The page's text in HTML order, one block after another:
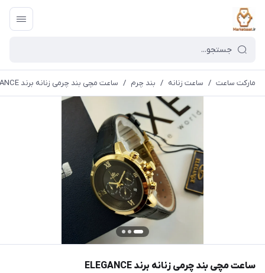
مارکت ساعت / ساعت زنانه / بند چرم / ساعت مچی بند چرمی زنانه برند ELEGANCE
ساعت مچی بند چرمی زنانه برند ELEGANCE